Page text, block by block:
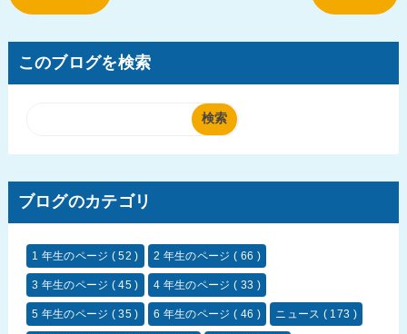
このブログを検索
ブログのカテゴリ
1 年生のページ ( 52 ) 2 年生のページ ( 66 )
3 年生のページ ( 45 ) 4 年生のページ ( 33 )
5 年生のページ ( 35 ) 6 年生のページ ( 46 ) ニュース ( 173 )